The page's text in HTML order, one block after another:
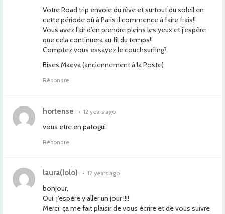
Votre Road trip envoie du rêve et surtout du soleil en
cette période où à Paris il commence à faire frais!!
Vous avez l’air d’en prendre pleins les yeux et j’espère
que cela continuera au fil du temps!!
Comptez vous essayez le couchsurfing?
Bises Maeva (anciennement à la Poste)
Répondre
hortense • 12 years ago
vous etre en patogui
Répondre
laura(lolo) • 12 years ago
bonjour,
Oui, j’espère y aller un jour !!!!
Merci, ça me fait plaisir de vous écrire et de vous suivre